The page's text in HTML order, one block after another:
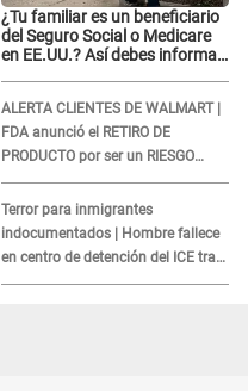
¿Tu familiar es un beneficiario
del Seguro Social o Medicare
en EE.UU.? Así debes informar
ALERTA CLIENTES DE WALMART |
FDA anunció el RETIRO DE
PRODUCTO por ser un RIESGO
MORTAL para consumidores: ¿Cuál
es?
Terror para inmigrantes
indocumentados | Hombre fallece
en centro de detención del ICE tras
sufrir una "emergencia médica"